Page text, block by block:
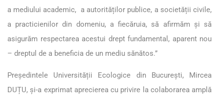
a mediului academic, a autorităților publice, a societății civile,
a practicienilor din domeniu, a fiecăruia, să afirmăm și să
asigurăm respectarea acestui drept fundamental, aparent nou
– dreptul de a beneficia de un mediu sănătos.”
Președintele Universității Ecologice din București, Mircea
DUȚU, și-a exprimat aprecierea cu privire la colaborarea amplă